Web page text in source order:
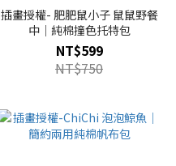
插畫授權- 肥肥鼠小子 鼠鼠野餐
中｜純棉撞色托特包
NT$599
NT$750